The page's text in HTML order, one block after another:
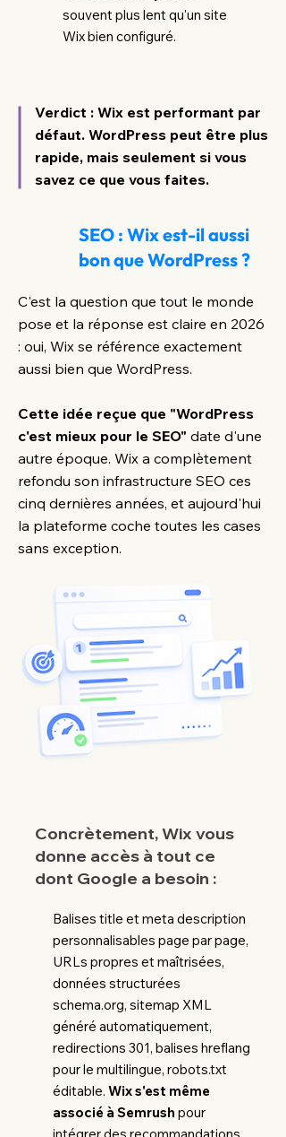
souvent plus lent qu'un site
Wix bien configuré.
Verdict : Wix est performant par
défaut. WordPress peut être plus
rapide, mais seulement si vous
savez ce que vous faites.
SEO : Wix est-il aussi
bon que WordPress ?
C'est la question que tout le monde
pose et la réponse est claire en 2026
: oui, Wix se référence exactement
aussi bien que WordPress.
Cette idée reçue que "WordPress
c'est mieux pour le SEO" date d'une
autre époque. Wix a complètement
refondu son infrastructure SEO ces
cinq dernières années, et aujourd'hui
la plateforme coche toutes les cases
sans exception.
Concrètement, Wix vous
donne accès à tout ce
dont Google a besoin :
Balises title et meta description
personnalisables page par page,
URLs propres et maîtrisées,
données structurées
schema.org, sitemap XML
généré automatiquement,
redirections 301, balises hreflang
pour le multilingue, robots.txt
éditable. Wix s'est même
associé à Semrush pour